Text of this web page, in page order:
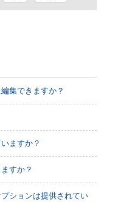
集できますか？
ますか？
すか？
ションは提供されてい